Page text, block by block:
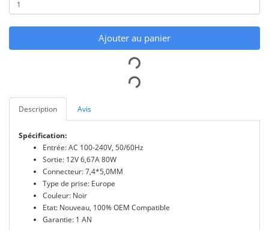
Ajouter au panier
Description Avis
Spécification:
Entrée: AC 100-240V, 50/60Hz
Sortie: 12V 6,67A 80W
Connecteur: 7,4*5,0MM
Type de prise: Europe
Couleur: Noir
Etat: Nouveau, 100% OEM Compatible
Garantie: 1 AN